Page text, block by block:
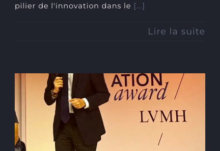
pilier de l'innovation dans le [...]
Lire la suite
Luxe et innovation : LVMH
révèle les startups et les
gagnants du LVMH
Innovation Award 2024 à
Vivatech